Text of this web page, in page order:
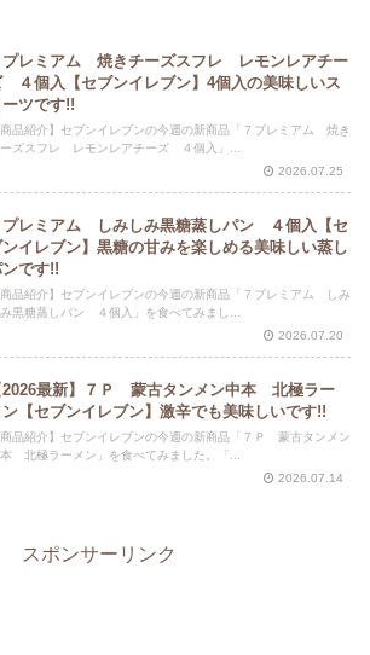
プレミアム 焼きチーズスフレ レモンレアチー
４個入【セブンイレブン】4個入の美味しいス
ーツです!!
商品紹介】セブンイレブンの今週の新商品「７プレミアム 焼き
ズスフレ レモンレアチーズ ４個入」...
2026.07.25
プレミアム しみしみ黒糖蒸しパン ４個入【セ
ンイレブン】黒糖の甘みを楽しめる美味しい蒸し
です!!
商品紹介】セブンイレブンの今週の新商品「７プレミアム しみ
み黒糖蒸しパン ４個入」を食べてみまし...
2026.07.20
2026最新】７Ｐ 蒙古タンメン中本 北極ラー
ン【セブンイレブン】激辛でも美味しいです!!
商品紹介】セブンイレブンの今週の新商品「７Ｐ 蒙古タンメン
北極ラーメン」を食べてみました。「...
2026.07.14
スポンサーリンク